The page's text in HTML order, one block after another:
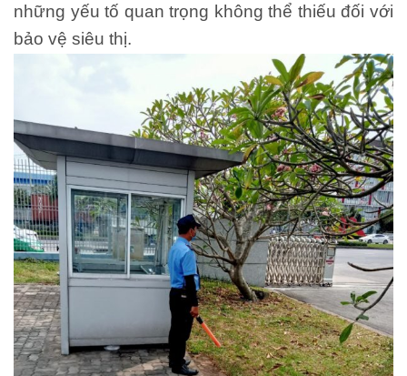
những yếu tố quan trọng không thể thiếu đối với
bảo vệ siêu thị.